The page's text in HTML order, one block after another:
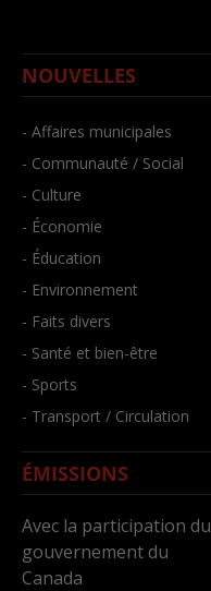
NOUVELLES
- Affaires municipales
- Communauté / Social
- Culture
- Économie
- Éducation
- Environnement
- Faits divers
- Santé et bien-être
- Sports
- Transport / Circulation
ÉMISSIONS
Avec la participation du
gouvernement du
Canada